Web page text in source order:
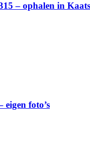
– ophalen in
foto’s